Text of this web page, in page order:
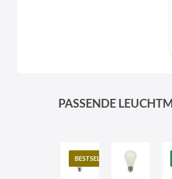
PASSENDE
BESTSELLER